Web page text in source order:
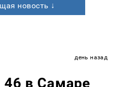
новость ↓
день назад
в Самаре